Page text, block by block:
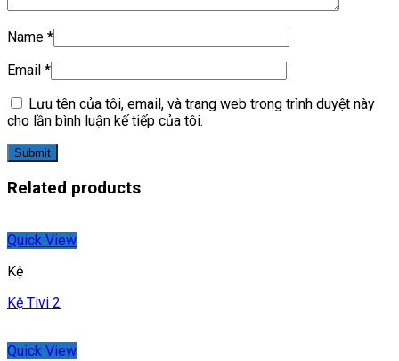
Name *
Email *
Lưu tên của tôi, email, và trang web trong trình duyệt này
cho lần bình luận kế tiếp của tôi.
Related products
Quick View
Kệ
Kệ Tivi 2
Quick View